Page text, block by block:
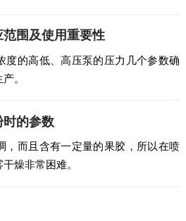
围及使用重要性
度的高低、高压泵的压力几个参数确
。
时的参数
，而且含有一定量的果胶，所以在喷
燥非常困难。